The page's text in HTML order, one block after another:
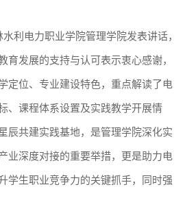
利电力职业学院管理学院发表讲话，
育发展的支持与认可表示衷心感谢，
定位、专业建设特色，重点解读了电
、课程体系设置及实践教学开展情
辰共建实践基地，是管理学院深化实
业深度对接的重要举措，更是助力电
学生职业竞争力的关键抓手，同时强